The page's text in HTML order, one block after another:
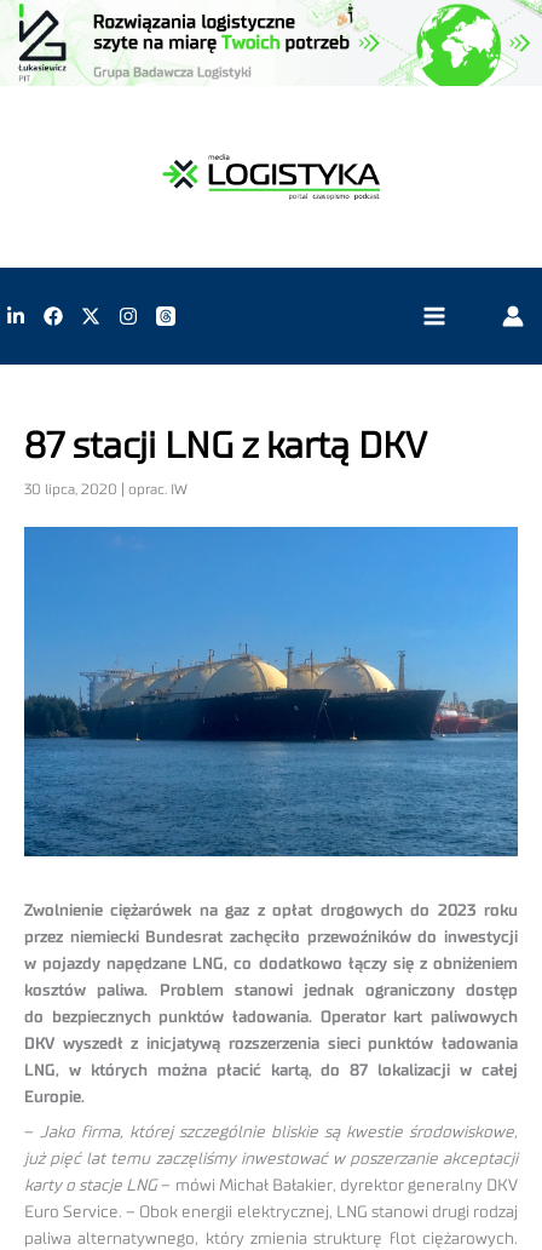
87 stacji LNG z kartą DKV
30 lipca, 2020 | oprac. IW
Zwolnienie ciężarówek na gaz z opłat drogowych do 2023 roku
przez niemiecki Bundesrat zachęciło przewoźników do inwestycji
w pojazdy napędzane LNG, co dodatkowo łączy się z obniżeniem
kosztów paliwa. Problem stanowi jednak ograniczony dostęp
do bezpiecznych punktów ładowania. Operator kart paliwowych
DKV wyszedł z inicjatywą rozszerzenia sieci punktów ładowania
LNG, w których można płacić kartą, do 87 lokalizacji w całej
Europie.
– Jako firma, której szczególnie bliskie są kwestie środowiskowe,
już pięć lat temu zaczęliśmy inwestować w poszerzanie akceptacji
karty o stacje LNG – mówi Michał Bałakier, dyrektor generalny DKV
Euro Service. – Obok energii elektrycznej, LNG stanowi drugi rodzaj
paliwa alternatywnego, który zmienia strukturę flot ciężarowych.